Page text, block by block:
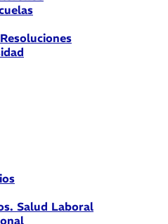
Salud Laboral